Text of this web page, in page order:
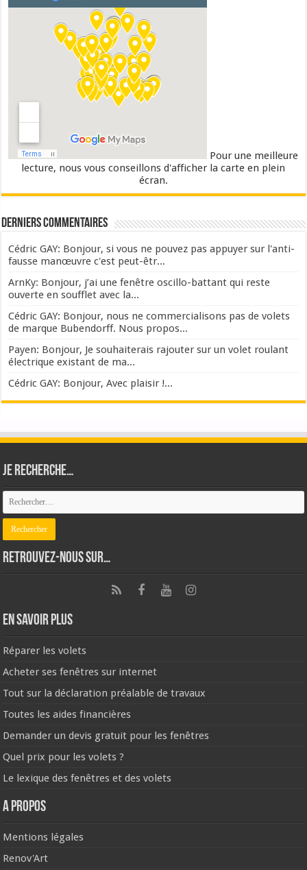
Pour une meilleure
lecture, nous vous conseillons d'afficher la carte en plein
écran.
Derniers commentaires
Cédric GAY: Bonjour, si vous ne pouvez pas appuyer sur l'anti-
fausse manœuvre c'est peut-êtr...
ArnKy: Bonjour, j’ai une fenêtre oscillo-battant qui reste
ouverte en soufflet avec la...
Cédric GAY: Bonjour, nous ne commercialisons pas de volets
de marque Bubendorff. Nous propos...
Payen: Bonjour, Je souhaiterais rajouter sur un volet roulant
électrique existant de ma...
Cédric GAY: Bonjour, Avec plaisir !...
Je recherche…
Retrouvez-nous sur…
En savoir plus
Réparer les volets
Acheter ses fenêtres sur internet
Tout sur la déclaration préalable de travaux
Toutes les aides financières
Demander un devis gratuit pour les fenêtres
Quel prix pour les volets ?
Le lexique des fenêtres et des volets
A propos
Mentions légales
Renov'Art